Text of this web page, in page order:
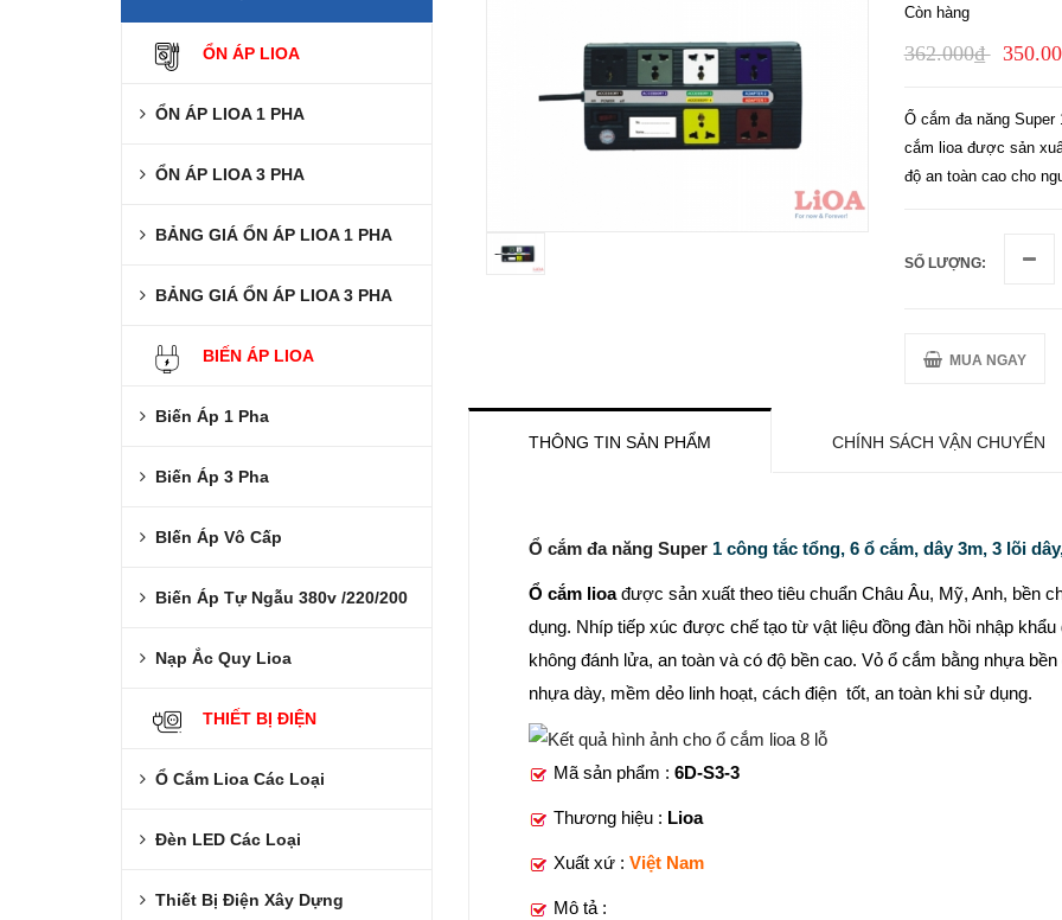
ỔN ÁP LIOA
ỔN ÁP LIOA 1 PHA
ỔN ÁP LIOA 3 PHA
BẢNG GIÁ ỔN ÁP LIOA 1 PHA
BẢNG GIÁ ỔN ÁP LIOA 3 PHA
BIẾN ÁP LIOA
Biến Áp 1 Pha
Biến Áp 3 Pha
BIến Áp Vô Cấp
Biến Áp Tự Ngẫu 380v /220/200
Nạp Ắc Quy Lioa
THIẾT BỊ ĐIỆN
Ổ Cắm Lioa Các Loại
Đèn LED Các Loại
Thiết Bị Điện Xây Dựng
Còn hàng
362.000₫
Ổ cắm đa năng
cắm lioa được sản
độ an toàn cao cho
SỐ LƯỢNG:
MUA NGAY
THÔNG TIN SẢN PHẨM CHÍNH SÁCH VẬN CHUYỂN
Ổ cắm đa năng Super1 công tắc tổng, 6 ổ cắm, dây 3m, 3 lõi
Ổ cắm lioađược sản xuất theo tiêu chuẩn Châu Âu, Mỹ, Anh, bền
dụng. Nhíp tiếp xúc được chế tạo từ vật liệu đồng đàn hồi nhập
không đánh lửa, an toàn và có độ bền cao. Vỏ ổ cắm bằng nhựa
nhựa dày, mềm dẻo linh hoạt, cách điện tốt, an toàn khi sử dụng.
Mã sản phẩm : 6D-S3-3
Thương hiệu : Lioa
Xuất xứ : Việt Nam
Mô tả :